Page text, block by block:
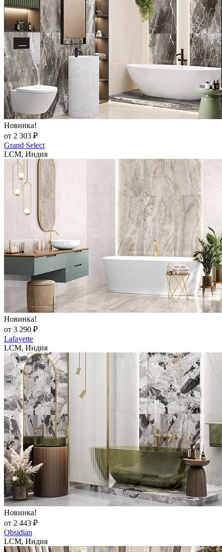
Новинка!
от 2 303 ₽
Grand Select
LCM, Индия
Новинка!
от 3 290 ₽
Lafayette
LCM, Индия
Новинка!
от 2 443 ₽
Obsidian
LCM, Индия